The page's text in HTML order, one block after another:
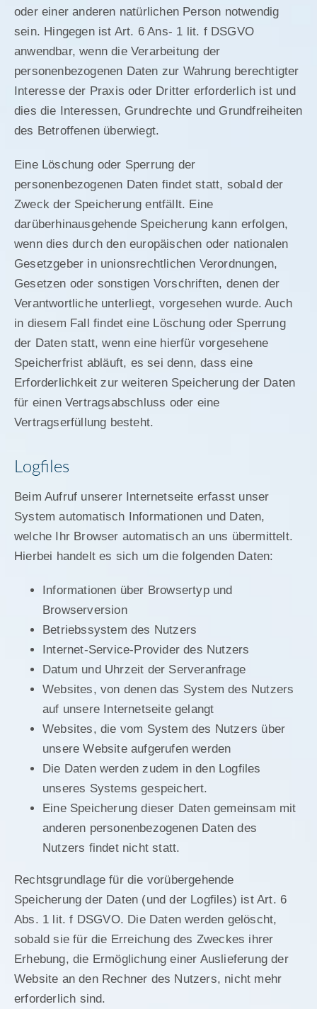
oder einer anderen natürlichen Person notwendig
sein. Hingegen ist Art. 6 Ans- 1 lit. f DSGVO
anwendbar, wenn die Verarbeitung der
personenbezogenen Daten zur Wahrung berechtigter
Interesse der Praxis oder Dritter erforderlich ist und
dies die Interessen, Grundrechte und Grundfreiheiten
des Betroffenen überwiegt.
Eine Löschung oder Sperrung der
personenbezogenen Daten findet statt, sobald der
Zweck der Speicherung entfällt. Eine
darüberhinausgehende Speicherung kann erfolgen,
wenn dies durch den europäischen oder nationalen
Gesetzgeber in unionsrechtlichen Verordnungen,
Gesetzen oder sonstigen Vorschriften, denen der
Verantwortliche unterliegt, vorgesehen wurde. Auch
in diesem Fall findet eine Löschung oder Sperrung
der Daten statt, wenn eine hierfür vorgesehene
Speicherfrist abläuft, es sei denn, dass eine
Erforderlichkeit zur weiteren Speicherung der Daten
für einen Vertragsabschluss oder eine
Vertragserfüllung besteht.
Logfiles
Beim Aufruf unserer Internetseite erfasst unser
System automatisch Informationen und Daten,
welche Ihr Browser automatisch an uns übermittelt.
Hierbei handelt es sich um die folgenden Daten:
Informationen über Browsertyp und
Browserversion
Betriebssystem des Nutzers
Internet-Service-Provider des Nutzers
Datum und Uhrzeit der Serveranfrage
Websites, von denen das System des Nutzers
auf unsere Internetseite gelangt
Websites, die vom System des Nutzers über
unsere Website aufgerufen werden
Die Daten werden zudem in den Logfiles
unseres Systems gespeichert.
Eine Speicherung dieser Daten gemeinsam mit
anderen personenbezogenen Daten des
Nutzers findet nicht statt.
Rechtsgrundlage für die vorübergehende
Speicherung der Daten (und der Logfiles) ist Art. 6
Abs. 1 lit. f DSGVO. Die Daten werden gelöscht,
sobald sie für die Erreichung des Zweckes ihrer
Erhebung, die Ermöglichung einer Auslieferung der
Website an den Rechner des Nutzers, nicht mehr
erforderlich sind.